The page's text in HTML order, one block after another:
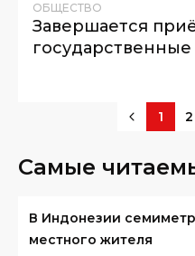
ОБЩЕСТВО
Завершается
государственные
1 2
Самые
В Индонезии
местного жителя